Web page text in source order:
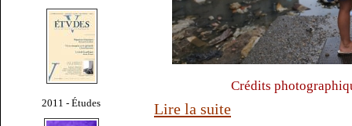
2011 - Études
Crédits
Lire la suite